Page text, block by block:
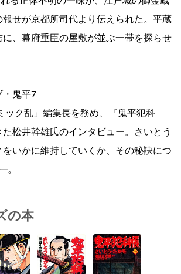
報せが京都所司代より伝えられた。平蔵
に、幕府重臣の屋敷が並ぶ一帯を探らせ
・鬼平7
ック乱」編集長を務め、『鬼平犯科
松井幹雄氏のインタビュー。さいとう
いかに維持していくか、その秘訣につ
。
の本